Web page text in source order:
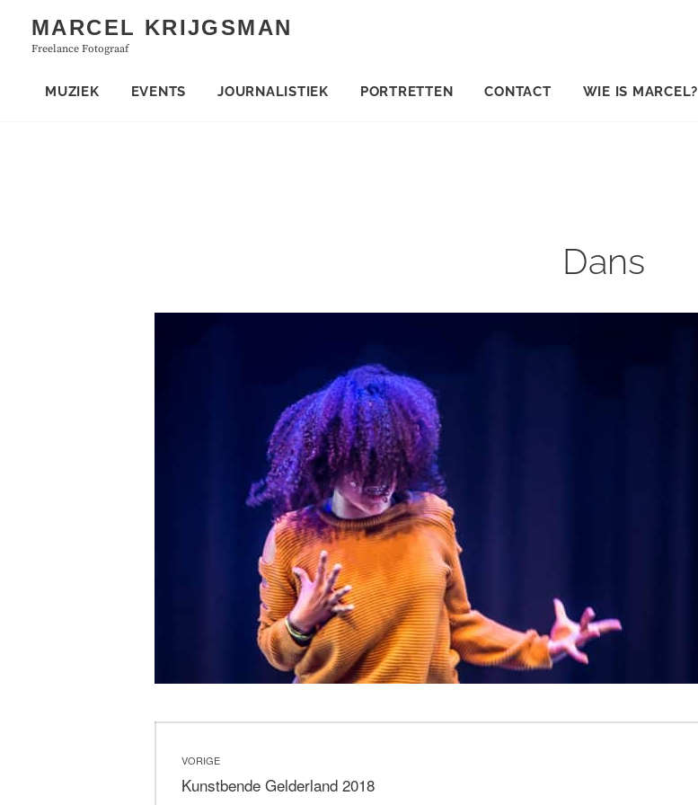
content
MARCEL KRIJGSMAN
Freelance Fotograaf
MUZIEK EVENTS JOURNALISTIEK PORTRETTEN CONTACT WIE IS MARCEL?
Dans
navigatie
VORIGE
Vorig
Kunstbende Gelderland 2018